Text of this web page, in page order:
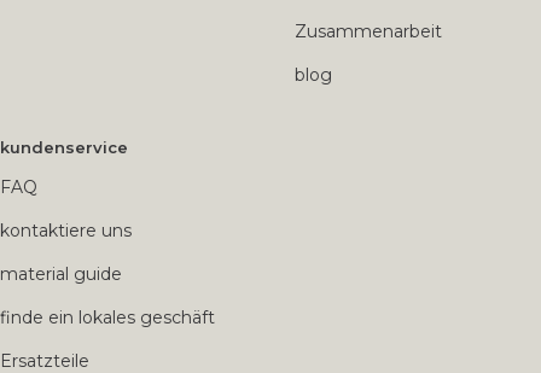
Zusammenarbeit
blog
kundenservice
FAQ
kontaktiere uns
material guide
finde ein lokales geschäft
Ersatzteile